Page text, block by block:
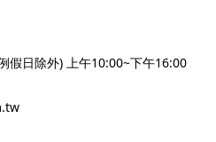
假日除外) 上午10:00~下午16:00